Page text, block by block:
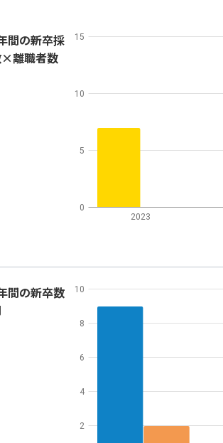
間の新卒採
離職者数
2023
0
5
10
15
間の新卒数
2
4
6
8
10